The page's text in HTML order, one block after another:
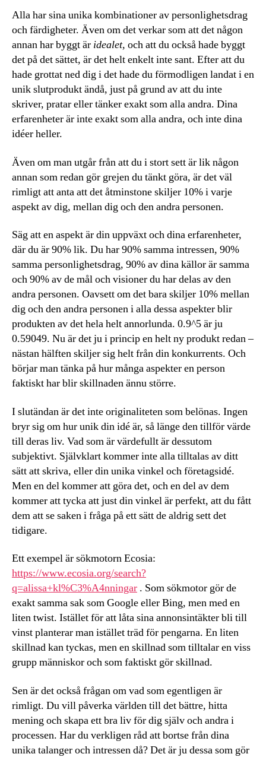
Alla har sina unika kombinationer av personlighetsdrag
och färdigheter. Även om det verkar som att det någon
annan har byggt är idealet, och att du också hade byggt
det på det sättet, är det helt enkelt inte sant. Efter att du
hade grottat ned dig i det hade du förmodligen landat i en
unik slutprodukt ändå, just på grund av att du inte
skriver, pratar eller tänker exakt som alla andra. Dina
erfarenheter är inte exakt som alla andra, och inte dina
idéer heller.
Även om man utgår från att du i stort sett är lik någon
annan som redan gör grejen du tänkt göra, är det väl
rimligt att anta att det åtminstone skiljer 10% i varje
aspekt av dig, mellan dig och den andra personen.
Säg att en aspekt är din uppväxt och dina erfarenheter,
där du är 90% lik. Du har 90% samma intressen, 90%
samma personlighetsdrag, 90% av dina källor är samma
och 90% av de mål och visioner du har delas av den
andra personen. Oavsett om det bara skiljer 10% mellan
dig och den andra personen i alla dessa aspekter blir
produkten av det hela helt annorlunda. 0.9^5 är ju
0.59049. Nu är det ju i princip en helt ny produkt redan –
nästan hälften skiljer sig helt från din konkurrents. Och
börjar man tänka på hur många aspekter en person
faktiskt har blir skillnaden ännu större.
I slutändan är det inte originaliteten som belönas. Ingen
bryr sig om hur unik din idé är, så länge den tillför värde
till deras liv. Vad som är värdefullt är dessutom
subjektivt. Självklart kommer inte alla tilltalas av ditt
sätt att skriva, eller din unika vinkel och företagsidé.
Men en del kommer att göra det, och en del av dem
kommer att tycka att just din vinkel är perfekt, att du fått
dem att se saken i fråga på ett sätt de aldrig sett det
tidigare.
Ett exempel är sökmotorn Ecosia:
https://www.ecosia.org/search?
q=alissa+kl%C3%A4nningar . Som sökmotor gör de
exakt samma sak som Google eller Bing, men med en
liten twist. Istället för att låta sina annonsintäkter bli till
vinst planterar man istället träd för pengarna. En liten
skillnad kan tyckas, men en skillnad som tilltalar en viss
grupp människor och som faktiskt gör skillnad.
Sen är det också frågan om vad som egentligen är
rimligt. Du vill påverka världen till det bättre, hitta
mening och skapa ett bra liv för dig själv och andra i
processen. Har du verkligen råd att bortse från dina
unika talanger och intressen då? Det är ju dessa som gör